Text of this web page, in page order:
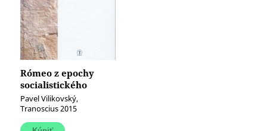
Rómeo z epochy
socialistického
realizmu
Pavel Vilikovský,
Tranoscius 2015